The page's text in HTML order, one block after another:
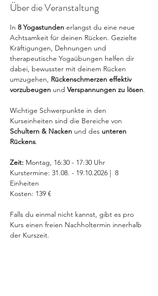
Über die Veranstaltung
In 8 Yogastunden erlangst du eine neue
Achtsamkeit für deinen Rücken. Gezielte
Kräftigungen, Dehnungen und
therapeutische Yogaübungen helfen dir
dabei, bewusster mit deinem Rücken
umzugehen, Rückenschmerzen effektiv
vorzubeugen und Verspannungen zu lösen.
Wichtige Schwerpunkte in den
Kurseinheiten sind die Bereiche von
Schultern & Nacken und des unteren
Rückens.
Zeit: Montag, 16:30 - 17:30 Uhr
Kurstermine: 31.08. - 19.10.2026 |  8
Einheiten
Kosten: 139 €
Falls du einmal nicht kannst, gibt es pro
Kurs einen freien Nachholtermin innerhalb
der Kurszeit.